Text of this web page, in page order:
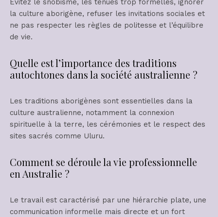
Évitez le snobisme, les tenues trop formelles, ignorer
la culture aborigène, refuser les invitations sociales et
ne pas respecter les règles de politesse et l’équilibre
de vie.
Quelle est l’importance des traditions
autochtones dans la société australienne ?
Les traditions aborigènes sont essentielles dans la
culture australienne, notamment la connexion
spirituelle à la terre, les cérémonies et le respect des
sites sacrés comme Uluru.
Comment se déroule la vie professionnelle
en Australie ?
Le travail est caractérisé par une hiérarchie plate, une
communication informelle mais directe et un fort